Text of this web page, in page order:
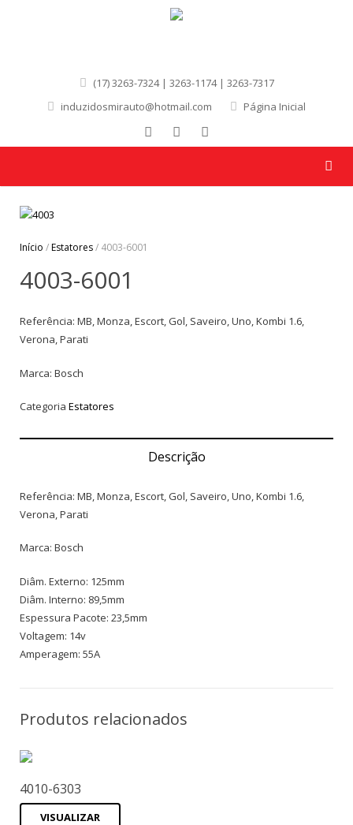
(17) 3263-7324 | 3263-1174 | 3263-7317
induzidosmirauto@hotmail.com
Página Inicial
Início /Estatores/ 4003-6001
4003-6001
Referência: MB, Monza, Escort, Gol, Saveiro, Uno, Kombi 1.6,
Verona, Parati
Marca: Bosch
Categoria Estatores
Descrição
Referência: MB, Monza, Escort, Gol, Saveiro, Uno, Kombi 1.6,
Verona, Parati
Marca: Bosch
Diâm. Externo: 125mm
Diâm. Interno: 89,5mm
Espessura Pacote: 23,5mm
Voltagem: 14v
Amperagem: 55A
Produtos relacionados
4010-6303
VISUALIZAR